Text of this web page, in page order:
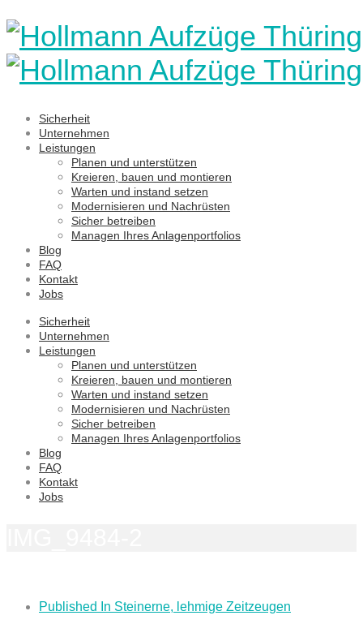
Sicherheit
Unternehmen
Leistungen
Planen und unterstützen
Kreieren, bauen und montieren
Warten und instand setzen
Modernisieren und Nachrüsten
Sicher betreiben
Managen Ihres Anlagenportfolios
Blog
FAQ
Kontakt
Jobs
Sicherheit
Unternehmen
Leistungen
Planen und unterstützen
Kreieren, bauen und montieren
Warten und instand setzen
Modernisieren und Nachrüsten
Sicher betreiben
Managen Ihres Anlagenportfolios
Blog
FAQ
Kontakt
Jobs
Published In Steinerne, lehmige Zeitzeugen